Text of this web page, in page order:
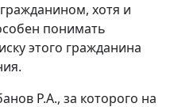
хотя и
понимать
этого гражданина
Р.А., за которого на